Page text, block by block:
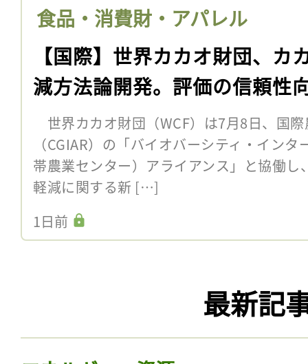
食品・消費財・アパレル
【国際】世界カカオ財団、カ
減方法論開発。評価の信頼性
世界カカオ財団（WCF）は7月8日、国際
（CGIAR）の「バイオバーシティ・インタ